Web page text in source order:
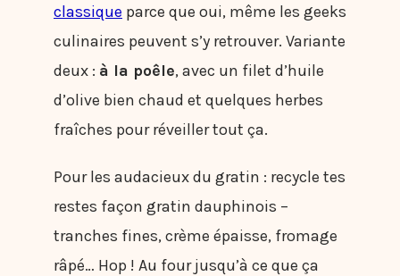
classique parce que oui, même les geeks
culinaires peuvent s’y retrouver. Variante
deux : à la poêle, avec un filet d’huile
d’olive bien chaud et quelques herbes
fraîches pour réveiller tout ça.
Pour les audacieux du gratin : recycle tes
restes façon gratin dauphinois –
tranches fines, crème épaisse, fromage
râpé… Hop ! Au four jusqu’à ce que ça